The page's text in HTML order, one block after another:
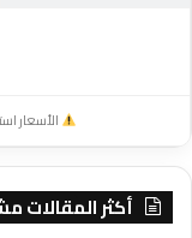
الأسعار
أكثر المقالات